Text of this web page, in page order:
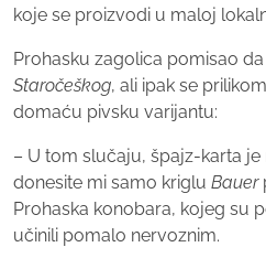
koje se proizvodi u maloj
Prohasku zagolica pomisao
Staročeškog, ali ipak se
domaću pivsku varijantu:
– U tom slučaju, špajz-karta
donesite mi samo kriglu Bauer
Prohaska konobara, kojeg su
učinili pomalo nervoznim.